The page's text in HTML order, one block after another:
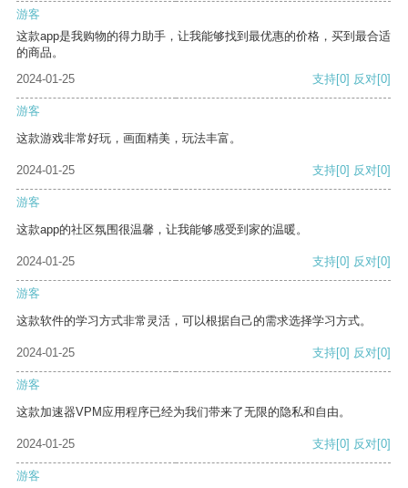
游客
这款app是我购物的得力助手，让我能够找到最优惠的价格，买到最合适
的商品。
2024-01-25
支持[0] 反对[0]
游客
这款游戏非常好玩，画面精美，玩法丰富。
2024-01-25 支持[0] 反对[0]
游客
这款app的社区氛围很温馨，让我能够感受到家的温暖。
2024-01-25 支持[0] 反对[0]
游客
这款软件的学习方式非常灵活，可以根据自己的需求选择学习方式。
2024-01-25 支持[0] 反对[0]
游客
这款加速器VPM应用程序已经为我们带来了无限的隐私和自由。
2024-01-25 支持[0] 反对[0]
游客